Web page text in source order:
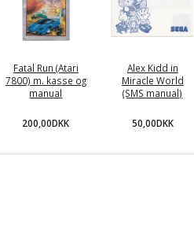
Fatal Run (Atari
7800) m. kasse og
manual
200,00DKK
Alex Kidd in
Miracle World
(SMS manual)
50,00DKK